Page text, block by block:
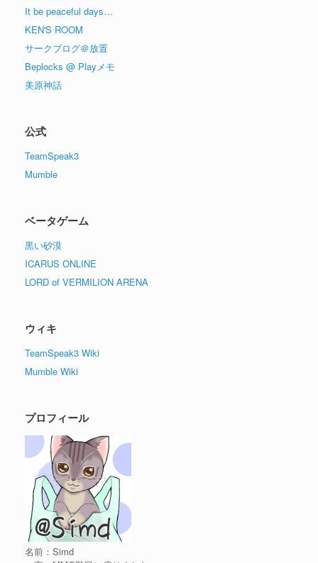
It be peaceful days…
KEN'S ROOM
サークブログ＠放置
Beplocks @ Playメモ
美原神話
公式
TeamSpeak3
Mumble
ベータゲーム
黒い砂漠
ICARUS ONLINE
LORD of VERMILION ARENA
ウィキ
TeamSpeak3 Wiki
Mumble Wiki
プロフィール
名前：Simd